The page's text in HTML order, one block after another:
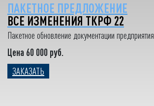
ПАКЕТНОЕ ПРЕДЛОЖЕНИЕ
ВСЕ ИЗМЕНЕНИЯ ТКРФ 22
Пакетное обновление документации предприятия
Цена 60 000 руб.
ЗАКАЗАТЬ